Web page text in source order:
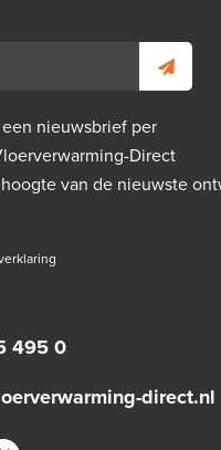
495 0
direct.nl
een nieuwsbrief per
Direct
van de nieuwste